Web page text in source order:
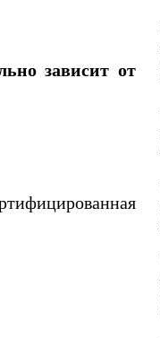
зависит от